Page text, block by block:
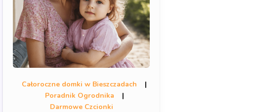
Całoroczne domki w Bieszczadach
|
Poradnik Ogrodnika
|
Darmowe Czcionki